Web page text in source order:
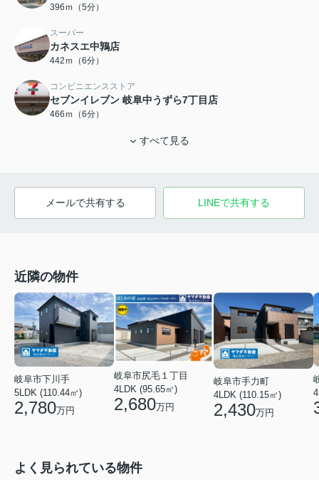
396ｍ（5分）
スーパー
カネスエ中鶉店
442ｍ（6分）
コンビニエンスストア
セブンイレブン 岐阜中うずら7丁目店
466ｍ（6分）
すべて見る
メールで共有する LINEで共有する
近隣の物件
岐阜市下川手
5LDK (110.44㎡)
2,780万円
岐阜市尻毛１丁目
4LDK (95.65㎡)
2,680万円
岐阜市手力町
4LDK (110.15㎡)
2,430万円
よく見られている物件